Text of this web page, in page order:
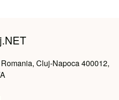
Cluj-Napoca 400012,